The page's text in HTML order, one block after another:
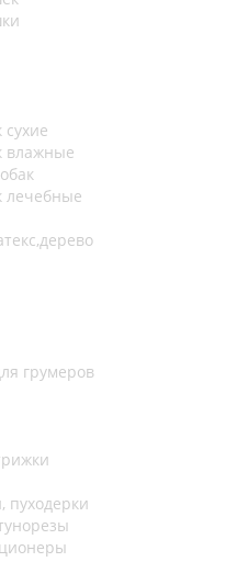
влажные
лечебные
грумеров
пуходерки